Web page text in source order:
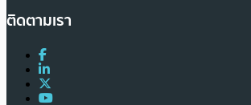
ติดตามเรา